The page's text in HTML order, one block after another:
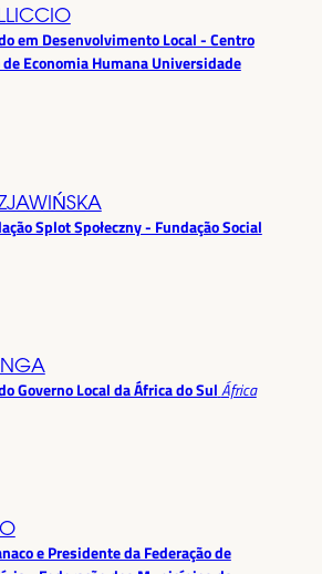
em Desenvolvimento Local - Centro
Economia Humana Universidade
Splot Społeczny - Fundação Social
Governo Local da África do Sul África
e Presidente da Federação de